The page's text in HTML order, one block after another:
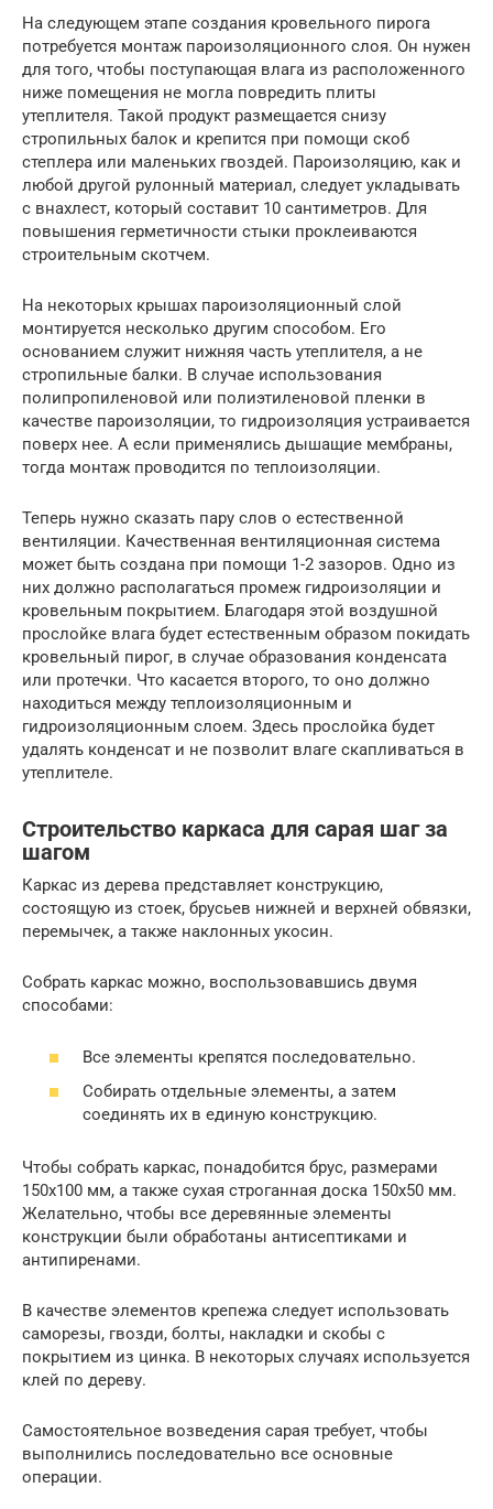
На следующем этапе создания кровельного пирога
потребуется монтаж пароизоляционного слоя. Он нужен
для того, чтобы поступающая влага из расположенного
ниже помещения не могла повредить плиты
утеплителя. Такой продукт размещается снизу
стропильных балок и крепится при помощи скоб
степлера или маленьких гвоздей. Пароизоляцию, как и
любой другой рулонный материал, следует укладывать
с внахлест, который составит 10 сантиметров. Для
повышения герметичности стыки проклеиваются
строительным скотчем.
На некоторых крышах пароизоляционный слой
монтируется несколько другим способом. Его
основанием служит нижняя часть утеплителя, а не
стропильные балки. В случае использования
полипропиленовой или полиэтиленовой пленки в
качестве пароизоляции, то гидроизоляция устраивается
поверх нее. А если применялись дышащие мембраны,
тогда монтаж проводится по теплоизоляции.
Теперь нужно сказать пару слов о естественной
вентиляции. Качественная вентиляционная система
может быть создана при помощи 1-2 зазоров. Одно из
них должно располагаться промеж гидроизоляции и
кровельным покрытием. Благодаря этой воздушной
прослойке влага будет естественным образом покидать
кровельный пирог, в случае образования конденсата
или протечки. Что касается второго, то оно должно
находиться между теплоизоляционным и
гидроизоляционным слоем. Здесь прослойка будет
удалять конденсат и не позволит влаге скапливаться в
утеплителе.
Строительство каркаса для сарая шаг за
шагом
Каркас из дерева представляет конструкцию,
состоящую из стоек, брусьев нижней и верхней обвязки,
перемычек, а также наклонных укосин.
Собрать каркас можно, воспользовавшись двумя
способами:
Все элементы крепятся последовательно.
Собирать отдельные элементы, а затем
соединять их в единую конструкцию.
Чтобы собрать каркас, понадобится брус, размерами
150х100 мм, а также сухая строганная доска 150х50 мм.
Желательно, чтобы все деревянные элементы
конструкции были обработаны антисептиками и
антипиренами.
В качестве элементов крепежа следует использовать
саморезы, гвозди, болты, накладки и скобы с
покрытием из цинка. В некоторых случаях используется
клей по дереву.
Самостоятельное возведения сарая требует, чтобы
выполнились последовательно все основные
операции.